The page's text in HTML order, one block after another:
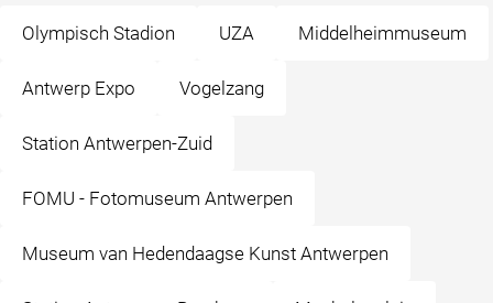
Olympisch Stadion UZA Middelheimmuseum
Antwerp Expo Vogelzang
Station Antwerpen-Zuid
FOMU - Fotomuseum Antwerpen
Museum van Hedendaagse Kunst Antwerpen